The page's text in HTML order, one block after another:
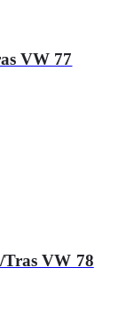
VW 77
VW 78